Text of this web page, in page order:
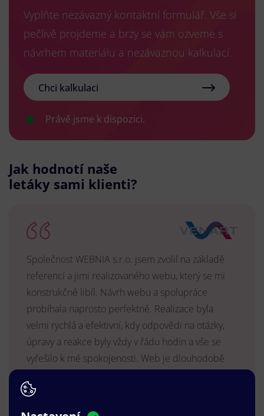
Vyplňte nezávazný kontaktní formulář. Vše si
pečlivě projdeme a brzy se vám ozveme s
návrhem materiálu a nezávaznou kalkulací.
Chci kalkulaci
Právě jsme k dispozici.
Jak hodnotí naše
letáky sami klienti?
Společnost WEBNIA s.r.o. jsem zvolil na základě
referencí a jimi realizovaného webu, který se mi
konstrukčně libíl. Návrh webu a spolupráce
probíhala naprosto perfektně. Realizace byla
velmi rychlá a efektivní, kdy odpovědi na otázky,
úpravy a reakce byly vždy v řádu hodin a vše se
vyřešilo k mé spokojenosti. Web je dlouhodobě
na pozitivním vnímání naší značky.